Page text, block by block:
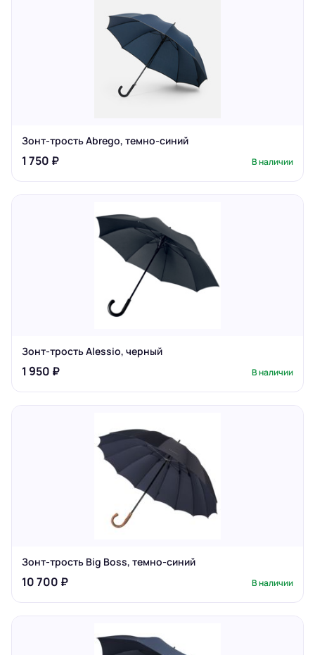
Зонт-трость Abrego, темно-синий
1 750 ₽ В наличии
Зонт-трость Alessio, черный
1 950 ₽ В наличии
Зонт-трость Big Boss, темно-синий
10 700 ₽ В наличии